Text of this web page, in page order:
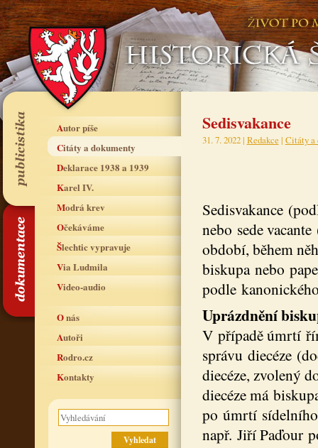
Autor píše
Citáty a dokumenty
Deklarace 1938 a 1939
Karel IV.
Modrá krev
Očekáváme
Šlechtic vypravuje
Via Ludmila
Video-audio
O nás
Autoři
Rodro.cz
Kontakty
Sedisvakance
31. 7. 2022 | Redakce | Citáty a
Sedisvakance
nebo sede
období, během
biskupa nebo
podle
Uprázdnění
V případě úmrtí
správu diecéze
diecéze, zvolený
diecéze má
po úmrtí
např. Jiří Paďour